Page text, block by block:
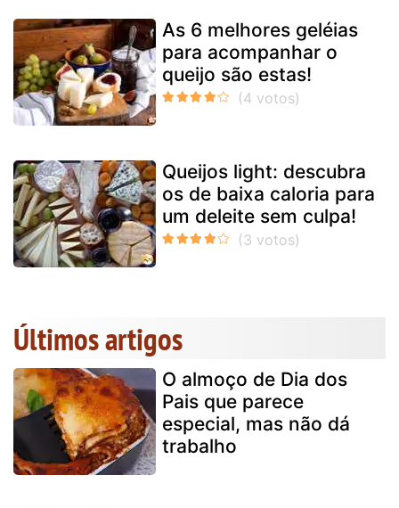
As 6 melhores geléias
para acompanhar o
queijo são estas!
Queijos light: descubra
os de baixa caloria para
um deleite sem culpa!
Últimos artigos
O almoço de Dia dos
Pais que parece
especial, mas não dá
trabalho